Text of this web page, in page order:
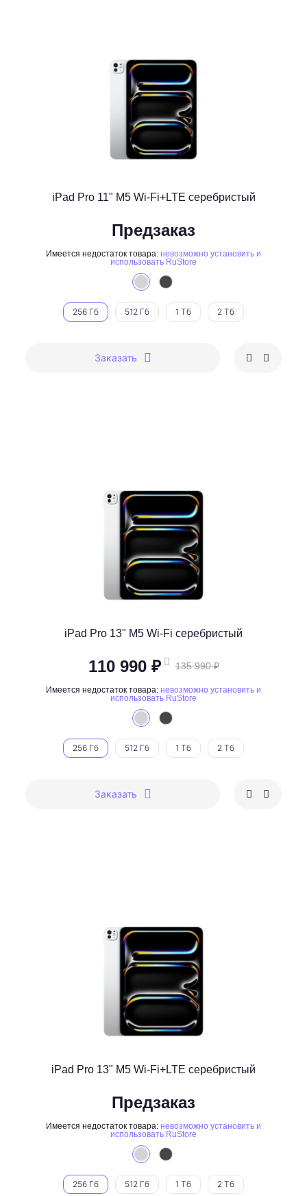
iPad Pro 11" M5 Wi-Fi+LTE серебристый
Предзаказ
Имеется недостаток товара: невозможно установить и
использовать RuStore
256 Гб 512 Гб 1 Тб 2 Тб
Заказать
iPad Pro 13" M5 Wi-Fi серебристый
110 990 ₽ 135 990 ₽
Имеется недостаток товара: невозможно установить и
использовать RuStore
256 Гб 512 Гб 1 Тб 2 Тб
Заказать
iPad Pro 13" M5 Wi-Fi+LTE серебристый
Предзаказ
Имеется недостаток товара: невозможно установить и
использовать RuStore
256 Гб 512 Гб 1 Тб 2 Тб